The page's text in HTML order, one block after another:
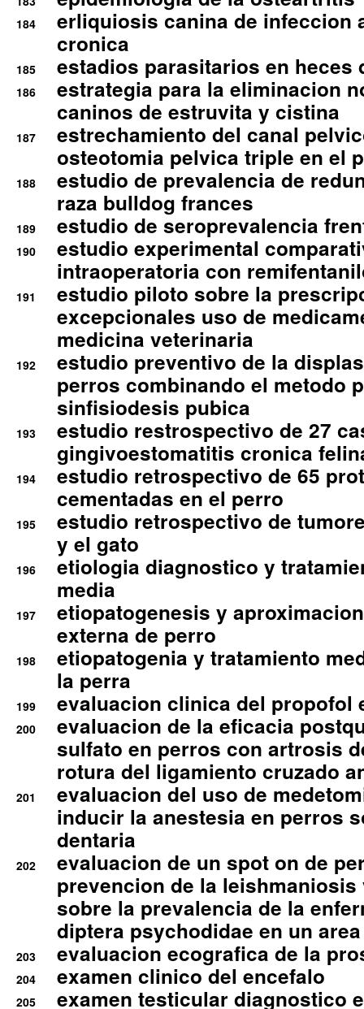
184
erliquiosis canina de infeccion
cronica
185 estadios parasitarios en heces
186
estrategia para la eliminacion
caninos de estruvita y cistina
187
estrechamiento del canal
osteotomia pelvica triple en el
188
estudio de prevalencia de
raza bulldog frances
189 estudio de seroprevalencia
190
estudio experimental
intraoperatoria con
191
estudio piloto sobre la
excepcionales uso de
medicina veterinaria
192
estudio preventivo de la
perros combinando el metodo
sinfisiodesis pubica
193
estudio restrospectivo de 27
gingivoestomatitis cronica
194
estudio retrospectivo de 65
cementadas en el perro
195
estudio retrospectivo de
y el gato
196
etiologia diagnostico y
media
197
etiopatogenesis y
externa de perro
198
etiopatogenia y tratamiento
la perra
199 evaluacion clinica del propofol
200
evaluacion de la eficacia
sulfato en perros con artrosis
rotura del ligamiento cruzado
201
evaluacion del uso de
inducir la anestesia en perros
dentaria
202
evaluacion de un spot on de
prevencion de la
sobre la prevalencia de la
diptera psychodidae en un
203 evaluacion ecografica de la
204 examen clinico del encefalo
205 examen testicular diagnostico